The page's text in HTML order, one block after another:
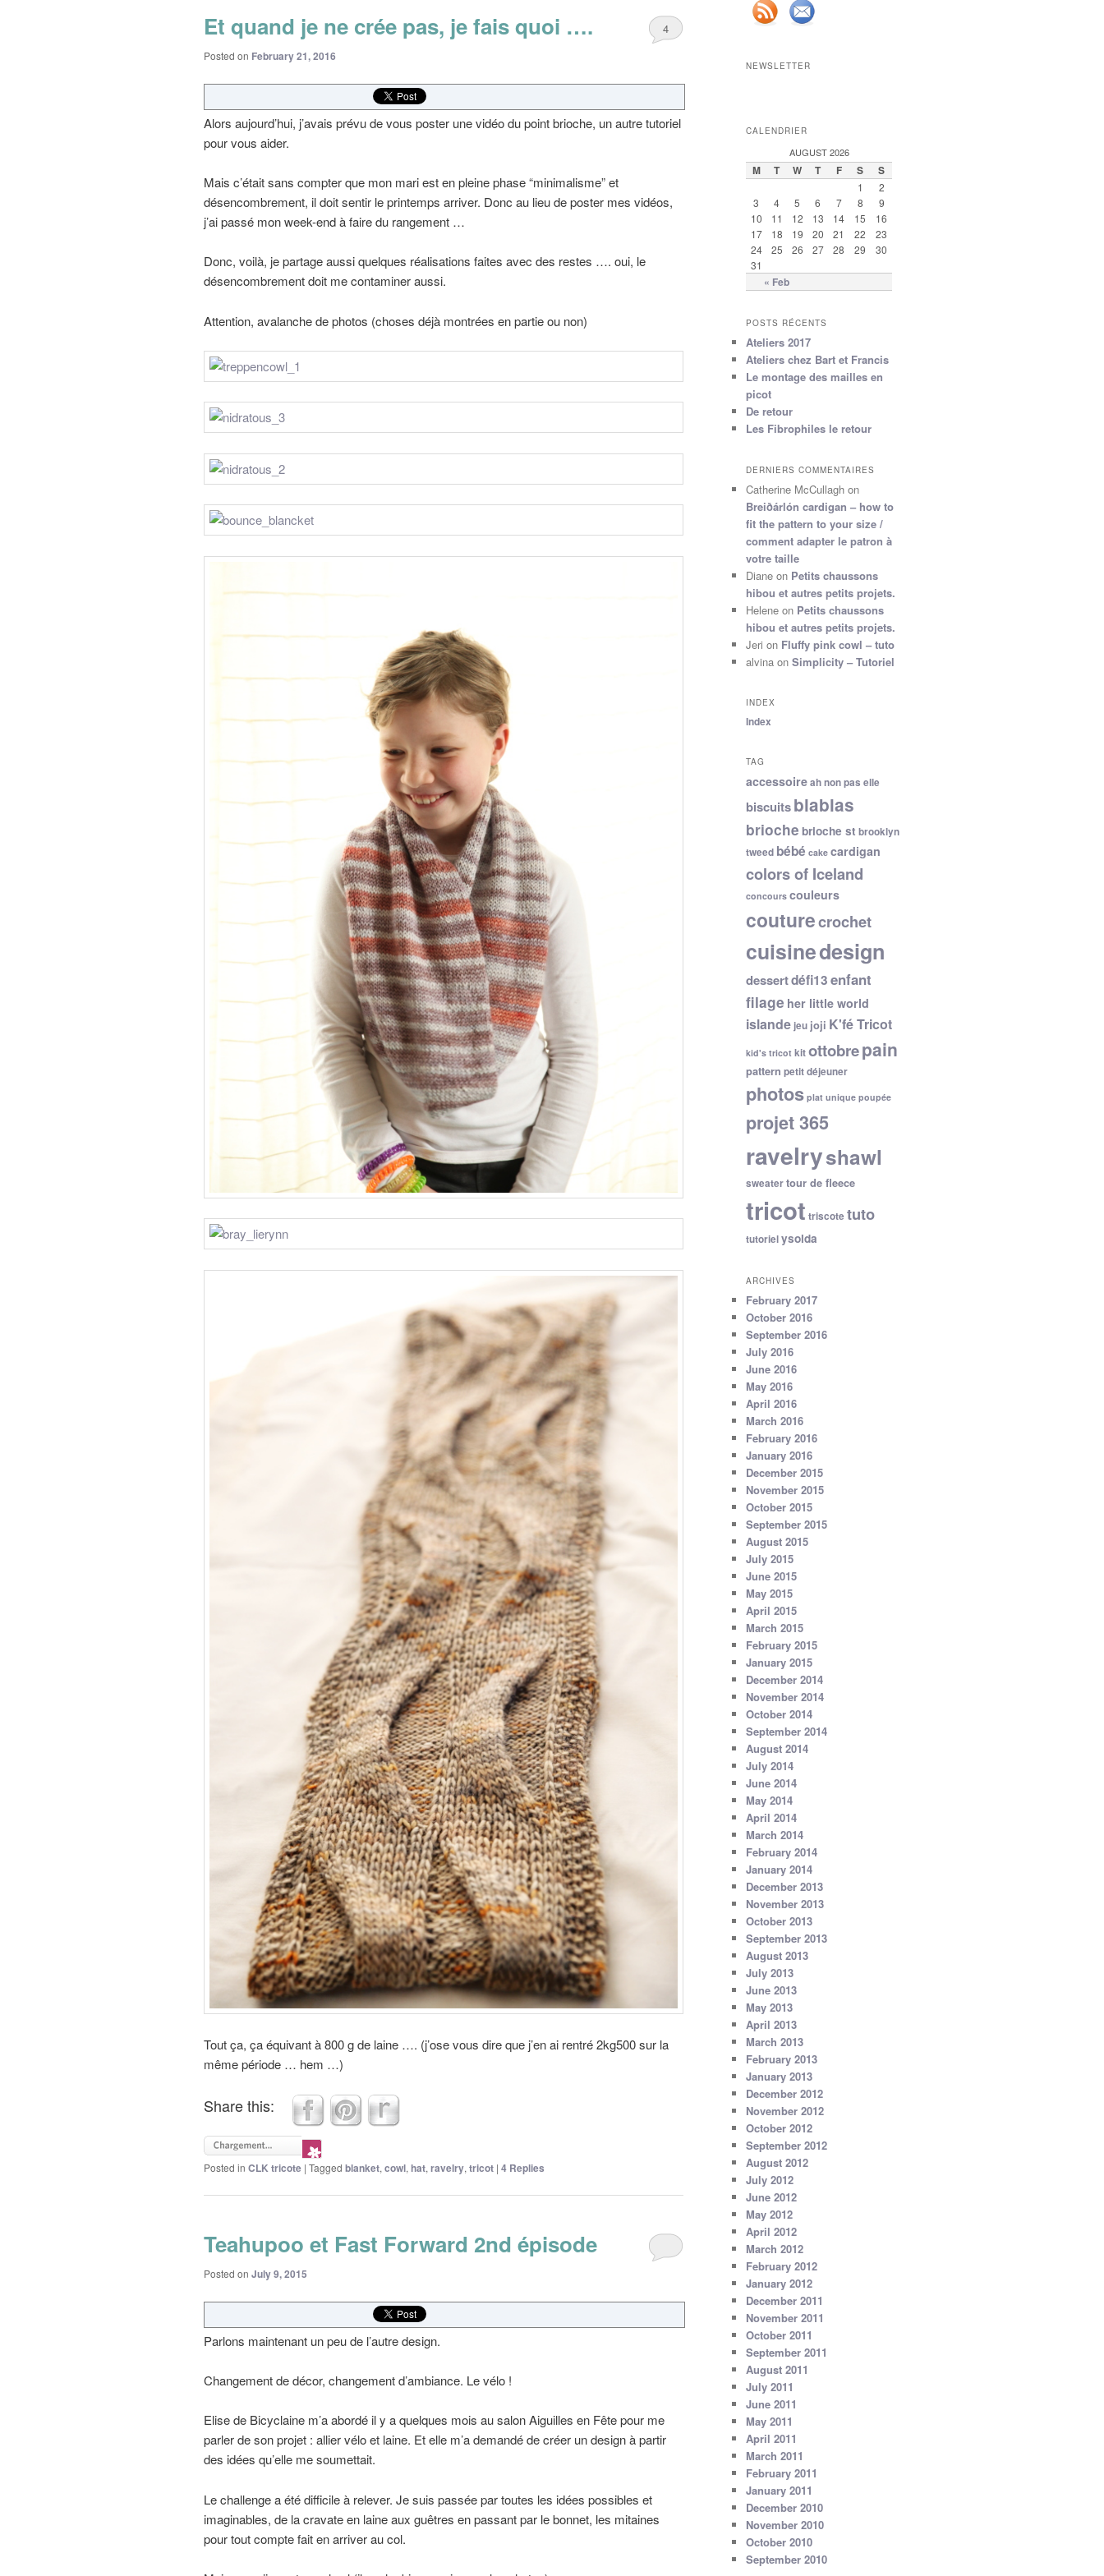
Et quand je ne crée pas, je fais quoi ….
Posted on February 21, 2016
4
Alors aujourd’hui, j’avais prévu de vous poster une vidéo du point brioche, un autre tutoriel
pour vous aider.
Mais c’était sans compter que mon mari est en pleine phase “minimalisme” et
désencombrement, il doit sentir le printemps arriver. Donc au lieu de poster mes vidéos,
j’ai passé mon week-end à faire du rangement …
Donc, voilà, je partage aussi quelques réalisations faites avec des restes …. oui, le
désencombrement doit me contaminer aussi.
Attention, avalanche de photos (choses déjà montrées en partie ou non)
Tout ça, ça équivant à 800 g de laine …. (j’ose vous dire que j’en ai rentré 2kg500 sur la
même période … hem …)
Share this:
Posted in CLK tricote | Tagged blanket, cowl, hat, ravelry, tricot | 4 Replies
Teahupoo et Fast Forward 2nd épisode
Posted on July 9, 2015
Parlons maintenant un peu de l’autre design.
Changement de décor, changement d’ambiance. Le vélo !
Elise de Bicyclaine m’a abordé il y a quelques mois au salon Aiguilles en Fête pour me
parler de son projet : allier vélo et laine. Et elle m’a demandé de créer un design à partir
des idées qu’elle me soumettait.
Le challenge a été difficile à relever. Je suis passée par toutes les idées possibles et
imaginables, de la cravate en laine aux guêtres en passant par le bonnet, les mitaines
pour tout compte fait en arriver au col.
NEWSLETTER
CALENDRIER
AUGUST 2026
M T W T F S S
« Feb
1
2
3
4 5 6 7 8
9
10
11 12 13 14 15
16
17
18 19 20 21 22
23
24
25 26 27 28 29
30
31
POSTS RÉCENTS
Ateliers 2017
Ateliers chez Bart et Francis
Le montage des mailles en
picot
De retour
Les Fibrophiles le retour
DERNIERS COMMENTAIRES
Catherine McCullagh on
Breiðárlón cardigan – how to
fit the pattern to your size /
comment adapter le patron à
votre taille
Diane on Petits chaussons
hibou et autres petits projets.
Helene on Petits chaussons
hibou et autres petits projets.
Jeri on Fluffy pink cowl – tuto
alvina on Simplicity – Tutoriel
INDEX
Index
TAG
accessoireah non pas elle
biscuitsblablas
brioche brioche st brooklyn
tweed bébé cake cardigan
colors of Iceland
concours couleurs
couturecrochet
cuisinedesign
dessertdéfi13enfant
filage her little world
islande jeu joji K'fé Tricot
kid's tricot kitottobrepain
pattern petit déjeuner
photos plat unique poupée
projet 365
ravelryshawl
sweatertour de fleece
tricot triscote tuto
tutorielysolda
ARCHIVES
February 2017
October 2016
September 2016
July 2016
June 2016
May 2016
April 2016
March 2016
February 2016
January 2016
December 2015
November 2015
October 2015
September 2015
August 2015
July 2015
June 2015
May 2015
April 2015
March 2015
February 2015
January 2015
December 2014
November 2014
October 2014
September 2014
August 2014
July 2014
June 2014
May 2014
April 2014
March 2014
February 2014
January 2014
December 2013
November 2013
October 2013
September 2013
August 2013
July 2013
June 2013
May 2013
April 2013
March 2013
February 2013
January 2013
December 2012
November 2012
October 2012
September 2012
August 2012
July 2012
June 2012
May 2012
April 2012
March 2012
February 2012
January 2012
December 2011
November 2011
October 2011
September 2011
August 2011
July 2011
June 2011
May 2011
April 2011
March 2011
February 2011
January 2011
December 2010
November 2010
October 2010
September 2010